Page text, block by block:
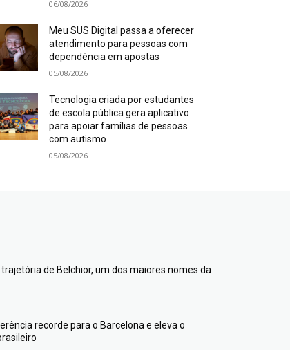
06/08/2026
Meu SUS Digital passa a oferecer
atendimento para pessoas com
dependência em apostas
05/08/2026
Tecnologia criada por estudantes
de escola pública gera aplicativo
para apoiar famílias de pessoas
com autismo
05/08/2026
trajetória de Belchior, um dos maiores nomes da
recorde para o Barcelona e eleva o